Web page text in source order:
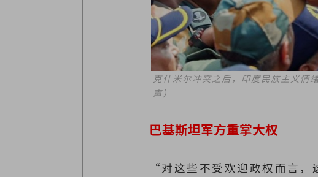
克什米尔冲突之后，印度民族主义情
声）
巴基斯坦军方重掌大权
“对这些不受欢迎政权而言